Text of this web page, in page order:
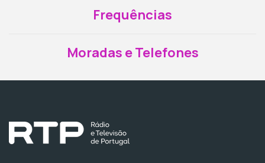
Frequências
Moradas e Telefones